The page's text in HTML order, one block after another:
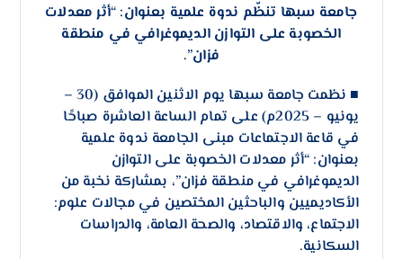
جامعة سبها تنظّم ندوة علمية بعنوان: “أثر معدلات
الخصوبة على التوازن الديموغرافي في منطقة
فزان”.
■ نظمت جامعة سبها يوم الاثنين الموافق (30 –
يونيو – 2025م) على تمام الساعة العاشرة صباحًا
في قاعة الاجتماعات مبنى الجامعة ندوة علمية
بعنوان: “أثر معدلات الخصوبة على التوازن
الديموغرافي في منطقة فزان”، بمشاركة نخبة من
الأكاديميين والباحثين المختصين في مجالات علوم:
الاجتماع، والاقتصاد، والصحة العامة، والدراسات
السكانية.